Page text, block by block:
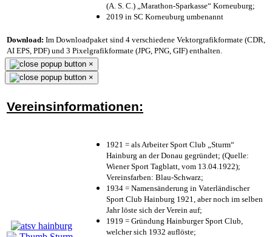
(A. S. C.) „Marathon-Sparkasse“ Korneuburg;
2019 in SC Korneuburg umbenannt
Download: Im Downloadpaket sind 4 verschiedene Vektorgrafikformate (CDR,
AI EPS, PDF) und 3 Pixelgrafikformate (JPG, PNG, GIF) enthalten.
×
×
Vereinsinformationen:
1921 = als Arbeiter Sport Club „Sturm“
Hainburg an der Donau gegründet; (Quelle:
Wiener Sport Tagblatt, vom 13.04.1922);
Vereinsfarben: Blau-Schwarz;
1934 = Namensänderung in Vaterländischer
Sport Club Hainburg 1921, aber noch im selben
Jahr löste sich der Verein auf;
1919 = Gründung Hainburger Sport Club,
welcher sich 1932 auflöste;